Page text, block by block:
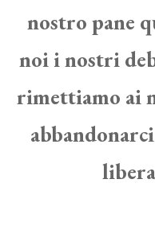
nostro pane
noi i nostri
rimettiamo ai